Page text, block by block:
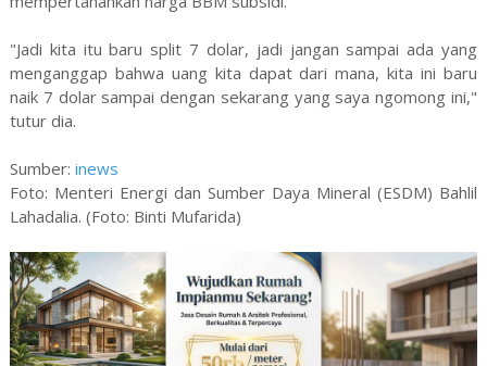
"Jadi kita itu baru split 7 dolar, jadi jangan sampai ada yang
menganggap bahwa uang kita dapat dari mana, kita ini baru
naik 7 dolar sampai dengan sekarang yang saya ngomong ini,"
tutur dia.
Sumber: inews
Foto: Menteri Energi dan Sumber Daya Mineral (ESDM) Bahlil
Lahadalia. (Foto: Binti Mufarida)